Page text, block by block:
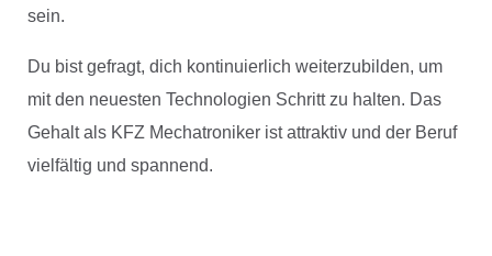
sein.
Du bist gefragt, dich kontinuierlich weiterzubilden, um
mit den neuesten Technologien Schritt zu halten. Das
Gehalt als KFZ Mechatroniker ist attraktiv und der Beruf
vielfältig und spannend.